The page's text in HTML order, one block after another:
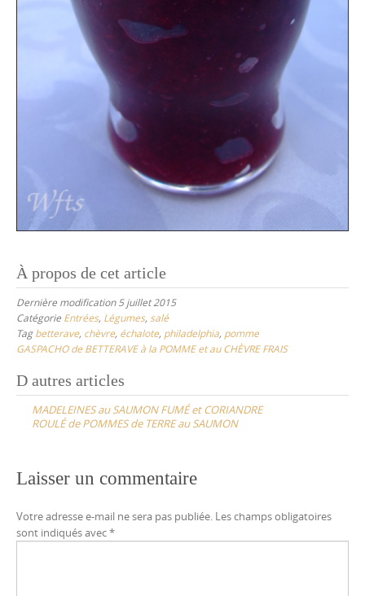
À propos de cet article
Dernière modification 5 juillet 2015
Catégorie Entrées, Légumes, salé
Tagbetterave, chèvre, échalote, philadelphia, pomme
GASPACHO de BETTERAVE à la POMME et au CHÈVRE FRAIS
Post
navigation
D autres articles
MADELEINES au SAUMON FUMÉ et CORIANDRE
ROULÉ de POMMES de TERRE au SAUMON
Laisser un commentaire
Votre adresse e-mail ne sera pas publiée. Les champs obligatoires
sont indiqués avec*